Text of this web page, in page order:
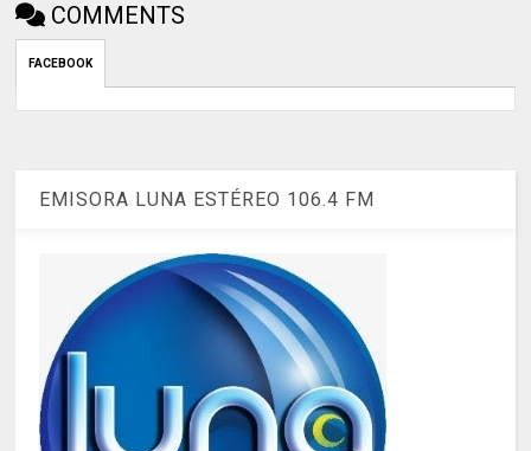
COMMENTS
FACEBOOK
EMISORA LUNA ESTÉREO 106.4 FM